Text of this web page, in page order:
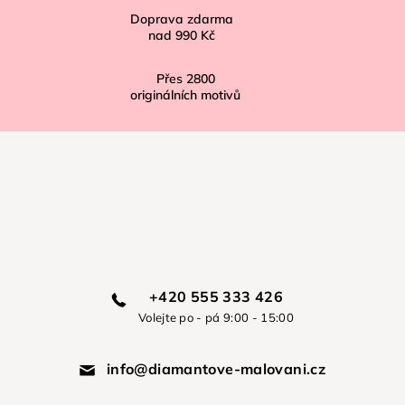
Doprava zdarma
nad 990 Kč
Přes 2800
originálních motivů
+420 555 333 426
Volejte po - pá 9:00 - 15:00
info@diamantove-malovani.cz